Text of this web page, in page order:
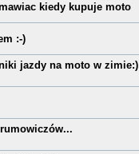
kiedy kupuje moto
:-)
jazdy na moto w zimie:)